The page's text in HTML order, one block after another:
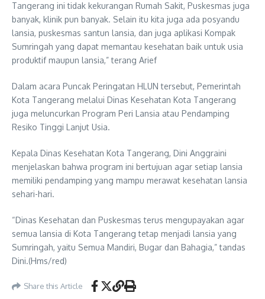
Tangerang ini tidak kekurangan Rumah Sakit, Puskesmas juga
banyak, klinik pun banyak. Selain itu kita juga ada posyandu
lansia, puskesmas santun lansia, dan juga aplikasi Kompak
Sumringah yang dapat memantau kesehatan baik untuk usia
produktif maupun lansia,” terang Arief
Dalam acara Puncak Peringatan HLUN tersebut, Pemerintah
Kota Tangerang melalui Dinas Kesehatan Kota Tangerang
juga meluncurkan Program Peri Lansia atau Pendamping
Resiko Tinggi Lanjut Usia.
Kepala Dinas Kesehatan Kota Tangerang, Dini Anggraini
menjelaskan bahwa program ini bertujuan agar setiap lansia
memiliki pendamping yang mampu merawat kesehatan lansia
sehari-hari.
“Dinas Kesehatan dan Puskesmas terus mengupayakan agar
semua lansia di Kota Tangerang tetap menjadi lansia yang
Sumringah, yaitu Semua Mandiri, Bugar dan Bahagia,” tandas
Dini.(Hms/red)
Share this Article